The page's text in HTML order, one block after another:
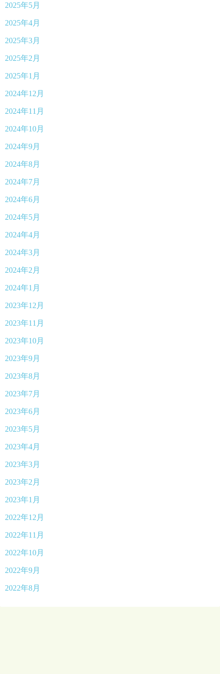
2025年5月
2025年4月
2025年3月
2025年2月
2025年1月
2024年12月
2024年11月
2024年10月
2024年9月
2024年8月
2024年7月
2024年6月
2024年5月
2024年4月
2024年3月
2024年2月
2024年1月
2023年12月
2023年11月
2023年10月
2023年9月
2023年8月
2023年7月
2023年6月
2023年5月
2023年4月
2023年3月
2023年2月
2023年1月
2022年12月
2022年11月
2022年10月
2022年9月
2022年8月